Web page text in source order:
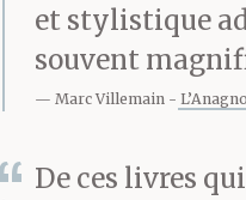
répéter —
de votre vie,
Dieu a mis
et stylistique
souvent
Marc Villemain
De ces livres